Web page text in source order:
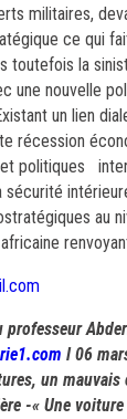
militaires,
ce qui
toutefois la
une nouvelle
un lien
récession
politiques
sécurité
au
l 06
un
-« Une